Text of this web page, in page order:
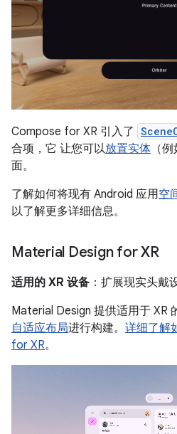
Compose for XR 引入了
合项，它 让您可以放置实体 （
面。
了解如何将现有 Android 应用空
以了解更多详细信息。
Material Design for XR
适用的 XR 设备 ：扩展现实头戴
Material Design 提供适用于 XR
自适应布局进行构建。 详细了解
for XR。